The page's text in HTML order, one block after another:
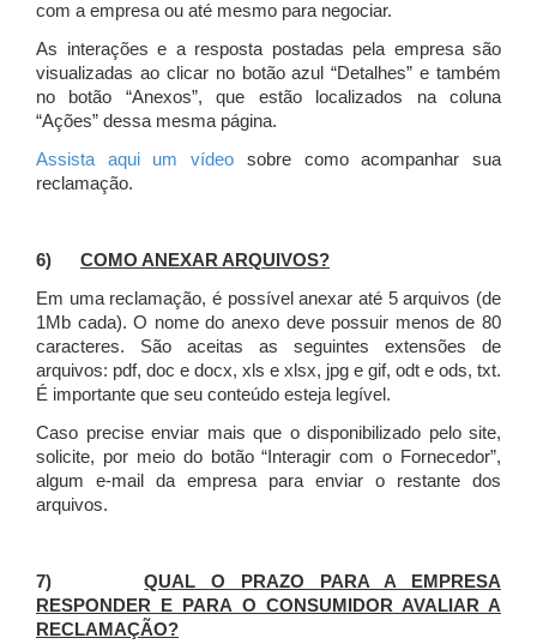
com a empresa ou até mesmo para negociar.
As interações e a resposta postadas pela empresa são
visualizadas ao clicar no botão azul “Detalhes” e também
no botão “Anexos”, que estão localizados na coluna
“Ações” dessa mesma página.
Assista aqui um vídeo sobre como acompanhar sua
reclamação.
6) COMO ANEXAR ARQUIVOS?
Em uma reclamação, é possível anexar até 5 arquivos (de
1Mb cada). O nome do anexo deve possuir menos de 80
caracteres. São aceitas as seguintes extensões de
arquivos: pdf, doc e docx, xls e xlsx, jpg e gif, odt e ods, txt.
É importante que seu conteúdo esteja legível.
Caso precise enviar mais que o disponibilizado pelo site,
solicite, por meio do botão “Interagir com o Fornecedor”,
algum e-mail da empresa para enviar o restante dos
arquivos.
7)QUAL O PRAZO PARA A EMPRESA
RESPONDER E PARA O CONSUMIDOR AVALIAR A
RECLAMAÇÃO?